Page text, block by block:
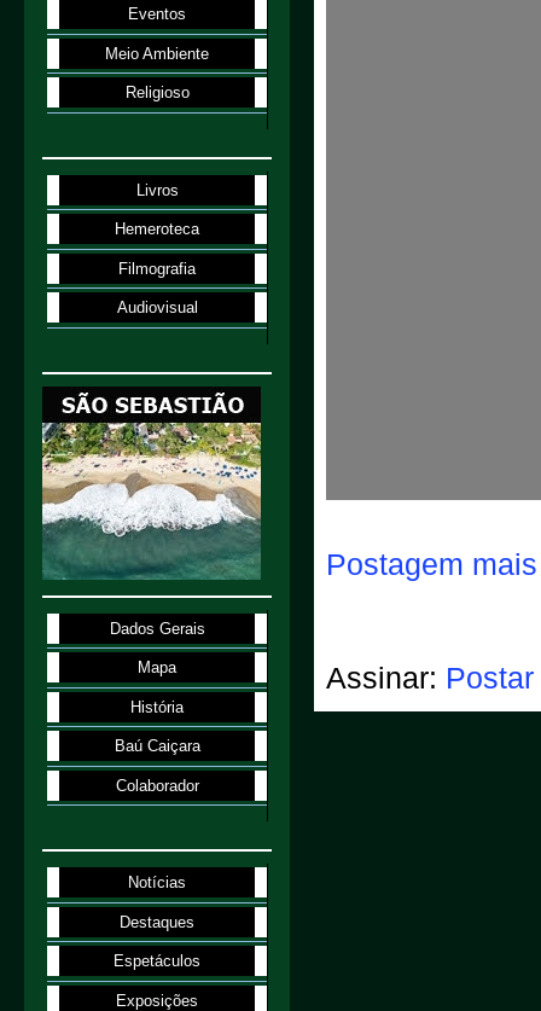
Postagem
Assinar:
Eventos
Meio Ambiente
Religioso
Livros
Hemeroteca
Filmografia
Audiovisual
Dados Gerais
Mapa
História
Baú Caiçara
Colaborador
Notícias
Destaques
Espetáculos
Exposições